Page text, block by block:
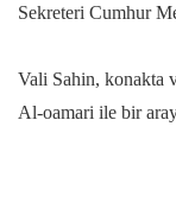
Sekreteri Cumhur
Vali Sahin, konakta
Al-oamari ile bir